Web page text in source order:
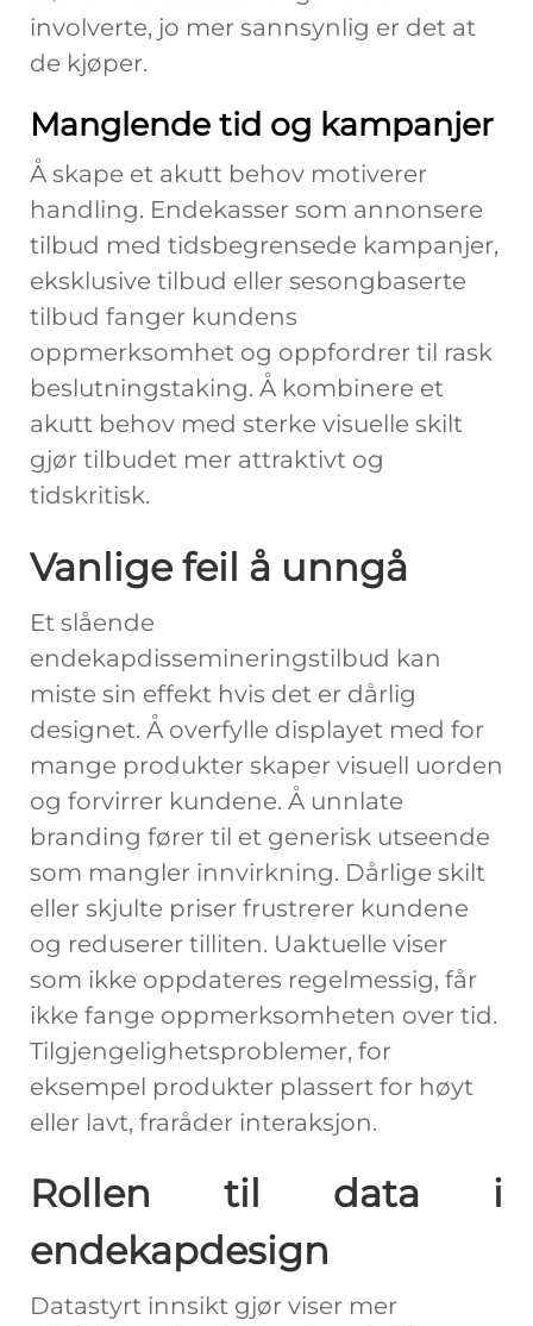
involverte, jo mer sannsynlig er det at
de kjøper.
Manglende tid og kampanjer
Å skape et akutt behov motiverer
handling. Endekasser som annonsere
tilbud med tidsbegrensede kampanjer,
eksklusive tilbud eller sesongbaserte
tilbud fanger kundens
oppmerksomhet og oppfordrer til rask
beslutningstaking. Å kombinere et
akutt behov med sterke visuelle skilt
gjør tilbudet mer attraktivt og
tidskritisk.
Vanlige feil å unngå
Et slående
endekapdissemineringstilbud kan
miste sin effekt hvis det er dårlig
designet. Å overfylle displayet med for
mange produkter skaper visuell uorden
og forvirrer kundene. Å unnlate
branding fører til et generisk utseende
som mangler innvirkning. Dårlige skilt
eller skjulte priser frustrerer kundene
og reduserer tilliten. Uaktuelle viser
som ikke oppdateres regelmessig, får
ikke fange oppmerksomheten over tid.
Tilgjengelighetsproblemer, for
eksempel produkter plassert for høyt
eller lavt, fraråder interaksjon.
Rollen til data i
endekapdesign
Datastyrt innsikt gjør viser mer